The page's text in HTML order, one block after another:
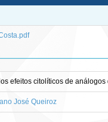
efeitos citolíticos de
José Queiroz